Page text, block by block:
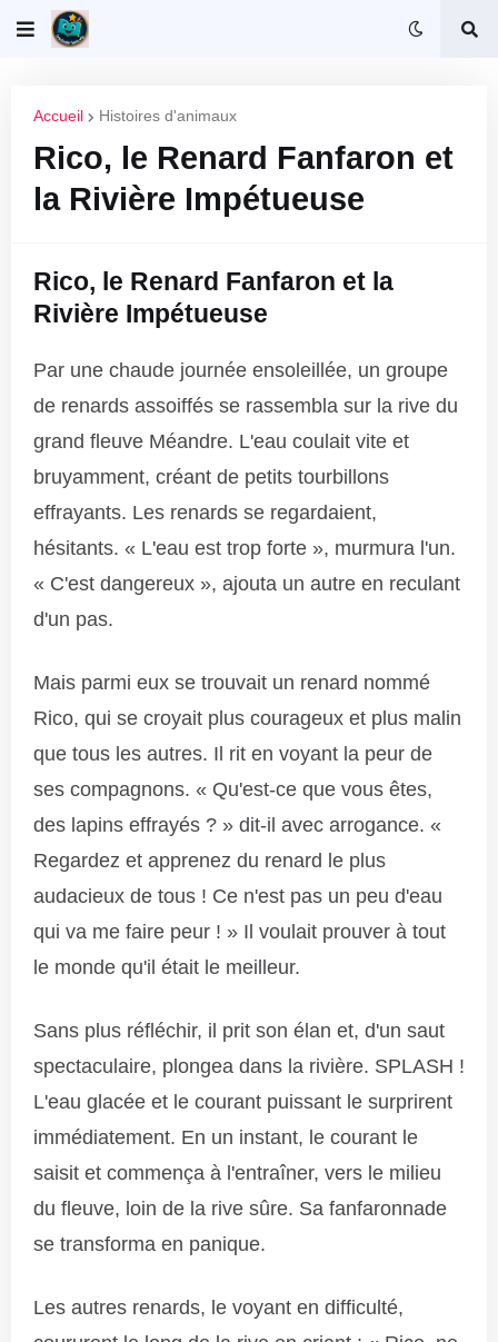
Accueil Histoires d'animaux
Rico, le Renard Fanfaron et
la Rivière Impétueuse
Rico, le Renard Fanfaron et la
Rivière Impétueuse
Par une chaude journée ensoleillée, un groupe
de renards assoiffés se rassembla sur la rive du
grand fleuve Méandre. L'eau coulait vite et
bruyamment, créant de petits tourbillons
effrayants. Les renards se regardaient,
hésitants. « L'eau est trop forte », murmura l'un.
« C'est dangereux », ajouta un autre en reculant
d'un pas.
Mais parmi eux se trouvait un renard nommé
Rico, qui se croyait plus courageux et plus malin
que tous les autres. Il rit en voyant la peur de
ses compagnons. « Qu'est-ce que vous êtes,
des lapins effrayés ? » dit-il avec arrogance. «
Regardez et apprenez du renard le plus
audacieux de tous ! Ce n'est pas un peu d'eau
qui va me faire peur ! » Il voulait prouver à tout
le monde qu'il était le meilleur.
Sans plus réfléchir, il prit son élan et, d'un saut
spectaculaire, plongea dans la rivière. SPLASH !
L'eau glacée et le courant puissant le surprirent
immédiatement. En un instant, le courant le
saisit et commença à l'entraîner, vers le milieu
du fleuve, loin de la rive sûre. Sa fanfaronnade
se transforma en panique.
Les autres renards, le voyant en difficulté,